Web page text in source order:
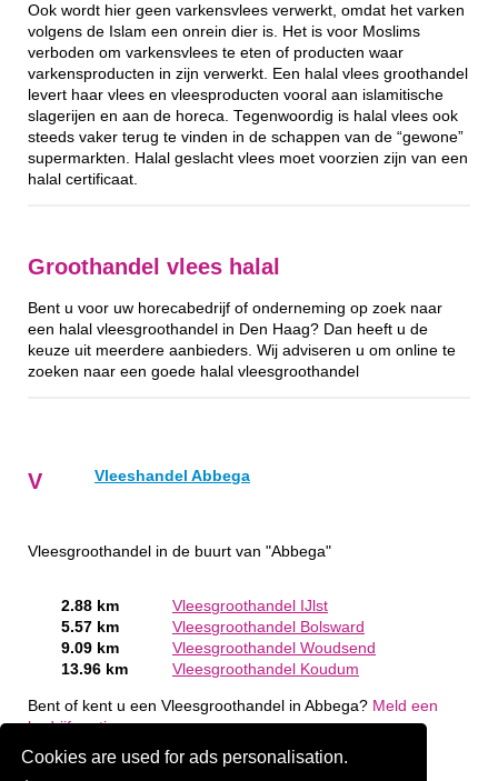
Cookies are used for ads personalisation.
Ook wordt hier geen varkensvlees verwerkt, omdat het varken
volgens de Islam een onrein dier is. Het is voor Moslims
verboden om varkensvlees te eten of producten waar
varkensproducten in zijn verwerkt. Een halal vlees groothandel
levert haar vlees en vleesproducten vooral aan islamitische
slagerijen en aan de horeca. Tegenwoordig is halal vlees ook
steeds vaker terug te vinden in de schappen van de “gewone”
supermarkten. Halal geslacht vlees moet voorzien zijn van een
halal certificaat.
Groothandel vlees halal
Bent u voor uw horecabedrijf of onderneming op zoek naar
een halal vleesgroothandel in Den Haag? Dan heeft u de
keuze uit meerdere aanbieders. Wij adviseren u om online te
zoeken naar een goede halal vleesgroothandel
V Vleeshandel Abbega
Vleesgroothandel in de buurt van "Abbega"
2.88 km
Vleesgroothandel IJlst
5.57 km
Vleesgroothandel Bolsward
9.09 km
Vleesgroothandel Woudsend
13.96 km
Vleesgroothandel Koudum
Bent of kent u een Vleesgroothandel in Abbega? Meld een
bedrijf gratis aan